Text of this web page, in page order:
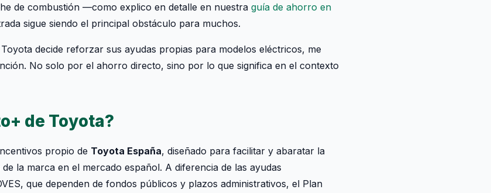
de combustión —como explico en detalle en nuestra guía de ahorro en
sigue siendo el principal obstáculo para muchos.
decide reforzar sus ayudas propias para modelos eléctricos, me
No solo por el ahorro directo, sino por lo que significa en el contexto
de Toyota?
propio de Toyota España, diseñado para facilitar y abaratar la
la marca en el mercado español. A diferencia de las ayudas
que dependen de fondos públicos y plazos administrativos, el Plan